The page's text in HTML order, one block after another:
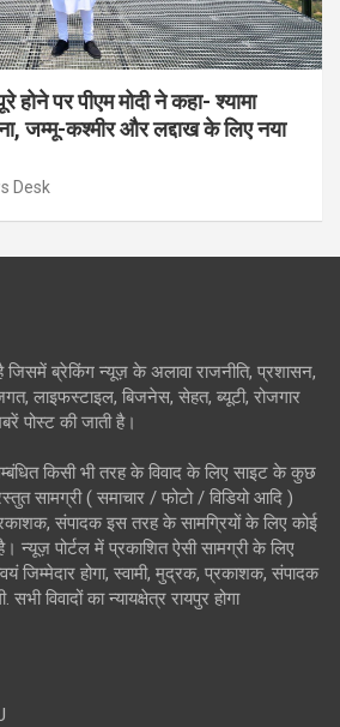
पर पीएम मोदी ने कहा- श्यामा
जम्मू-कश्मीर और लद्दाख के लिए नया
Desk
जिसमें ब्रेकिंग न्यूज़ के अलावा राजनीति, प्रशासन,
लाइफस्टाइल, बिजनेस, सेहत, ब्यूटी, रोजगार
पोस्ट की जाती है।
किसी भी तरह के विवाद के लिए साइट के कुछ
सामग्री ( समाचार / फोटो / विडियो आदि )
संपादक इस तरह के सामग्रियों के लिए कोई
न्यूज़ पोर्टल में प्रकाशित ऐसी सामग्री के लिए
जिम्मेदार होगा, स्वामी, मुद्रक, प्रकाशक, संपादक
सभी विवादों का न्यायक्षेत्र रायपुर होगा